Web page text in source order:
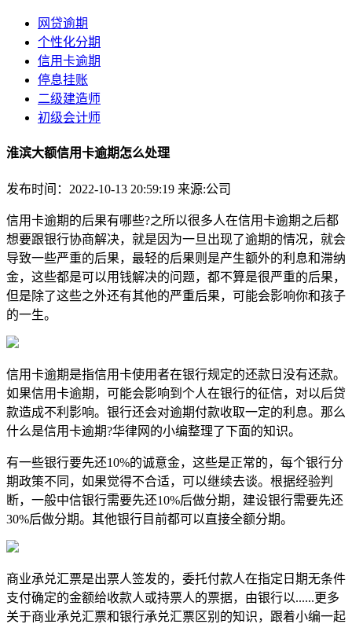
网贷逾期
个性化分期
信用卡逾期
停息挂账
二级建造师
初级会计师
淮滨大额信用卡逾期怎么处理
发布时间：2022-10-13 20:59:19 来源:公司
信用卡逾期的后果有哪些?之所以很多人在信用卡逾期之后都
想要跟银行协商解决，就是因为一旦出现了逾期的情况，就会
导致一些严重的后果，最轻的后果则是产生额外的利息和滞纳
金，这些都是可以用钱解决的问题，都不算是很严重的后果，
但是除了这些之外还有其他的严重后果，可能会影响你和孩子
的一生。
信用卡逾期是指信用卡使用者在银行规定的还款日没有还款。
如果信用卡逾期，可能会影响到个人在银行的征信，对以后贷
款造成不利影响。银行还会对逾期付款收取一定的利息。那么
什么是信用卡逾期?华律网的小编整理了下面的知识。
有一些银行要先还10%的诚意金，这些是正常的，每个银行分
期政策不同，如果觉得不合适，可以继续去谈。根据经验判
断，一般中信银行需要先还10%后做分期，建设银行需要先还
30%后做分期。其他银行目前都可以直接全额分期。
商业承兑汇票是出票人签发的，委托付款人在指定日期无条件
支付确定的金额给收款人或持票人的票据，由银行以......更多
关于商业承兑汇票和银行承兑汇票区别的知识，跟着小编一起